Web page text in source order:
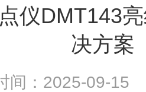
仪DMT143
决方案
间：2025-09-